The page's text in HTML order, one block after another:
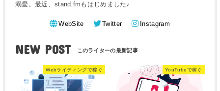
溺愛。最近、stand.fmもはじめました♪
WebSite Twitter Instagram
NEW POST
Webライティングで稼ぐ YouTubeで稼ぐ